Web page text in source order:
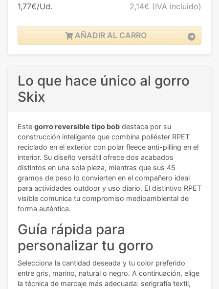
1,77€/Ud. 2,14€ (IVA incluido)
AÑADIR AL CARRO
Lo que hace único al gorro
Skix
Este gorro reversible tipo bob destaca por su
construcción inteligente que combina poliéster RPET
reciclado en el exterior con polar fleece anti-pilling en el
interior. Su diseño versátil ofrece dos acabados
distintos en una sola pieza, mientras que sus 45
gramos de peso lo convierten en el compañero ideal
para actividades outdoor y uso diario. El distintivo RPET
visible comunica tu compromiso medioambiental de
forma auténtica.
Guía rápida para
personalizar tu gorro
Selecciona la cantidad deseada y tu color preferido
entre gris, marino, natural o negro. A continuación, elige
la técnica de marcaje más adecuada: serigrafía textil,